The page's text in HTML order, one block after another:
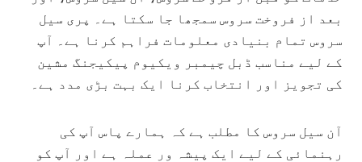
بعد از فروخت سروس سمجھا جا سکتا ہے۔ پری سیل
سروس تمام بنیادی معلومات فراہم کرنا ہے۔ آپ
کے لیے مناسب ڈبل چیمبر ویکیوم پیکیجنگ مشین
کی تجویز اور انتخاب کرنا ایک بہت بڑی مدد ہے۔
آن سیل سروس کا مطلب ہے کہ ہمارے پاس آپ کی
رہنمائی کے لیے ایک پیشہ ور عملہ ہے اور آپ کو